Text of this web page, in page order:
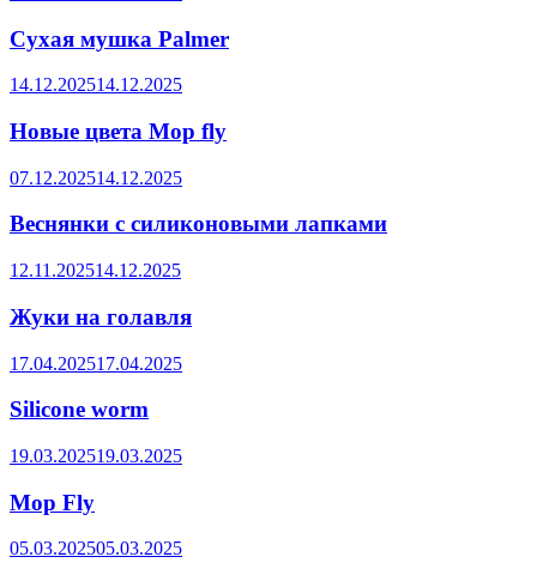
по
записям
Сухая мушка Palmer
14.12.202514.12.2025
Новые цвета Mop fly
07.12.202514.12.2025
Веснянки с силиконовыми лапками
12.11.202514.12.2025
Жуки на голавля
17.04.202517.04.2025
Silicone worm
19.03.202519.03.2025
Mop Fly
05.03.202505.03.2025